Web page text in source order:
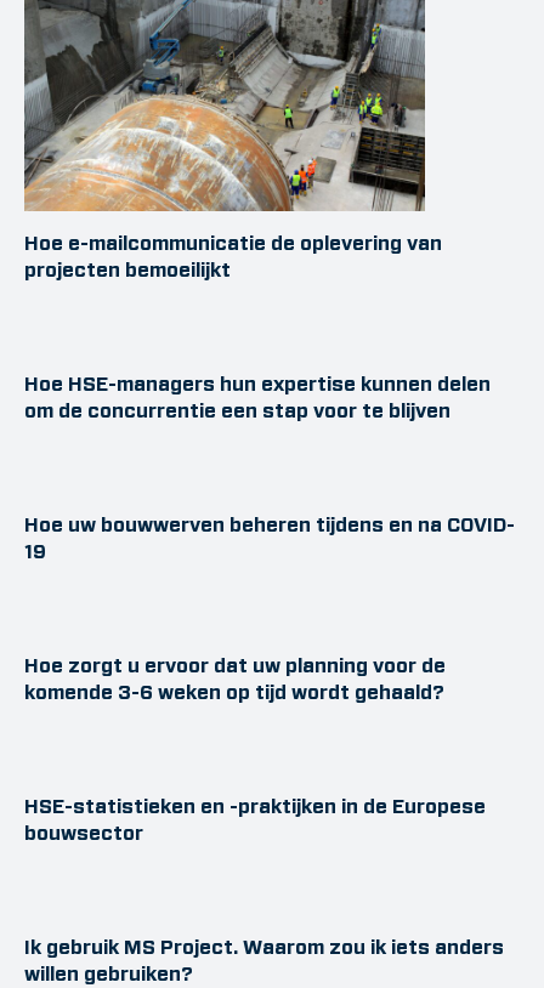
Hoe e-mailcommunicatie de oplevering van
projecten bemoeilijkt
Hoe HSE-managers hun expertise kunnen delen
om de concurrentie een stap voor te blijven
Hoe uw bouwwerven beheren tijdens en na COVID-
19
Hoe zorgt u ervoor dat uw planning voor de
komende 3-6 weken op tijd wordt gehaald?
HSE-statistieken en -praktijken in de Europese
bouwsector
Ik gebruik MS Project. Waarom zou ik iets anders
willen gebruiken?